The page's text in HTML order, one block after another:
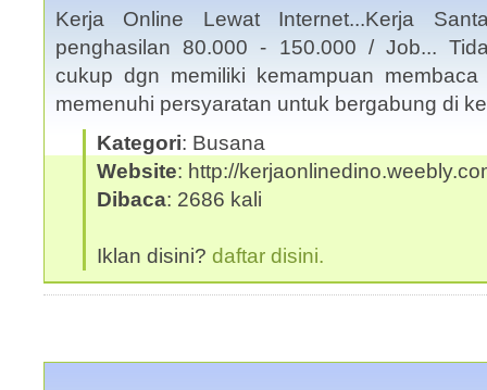
Kerja Online Lewat Internet...Kerja
penghasilan 80.000 - 150.000 / Job...
cukup dgn memiliki kemampuan
memenuhi persyaratan untuk bergabung di
Kategori: Busana
Website: http://
Dibaca: 2686 kali
Iklan disini? daftar disini.